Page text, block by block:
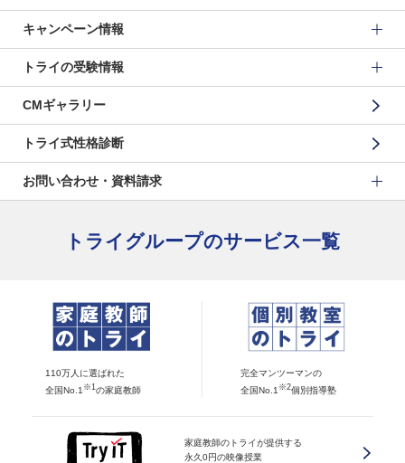
キャンペーン情報
トライの受験情報
CMギャラリー
トライ式性格診断
お問い合わせ・資料請求
トライグループのサービス一覧
110万人に選ばれた
全国No.1 ※1 の家庭教師
完全マンツーマンの
全国No.1 ※2個別指導塾
家庭教師のトライが提供する
永久0円の映像授業